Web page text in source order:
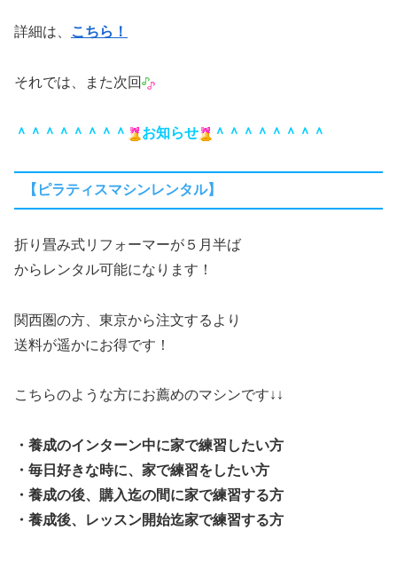
詳細は、 こちら！
それでは、また次回
＾＾＾＾＾＾＾＾ お知らせ ＾＾＾＾＾＾＾＾
【ピラティスマシンレンタル】
折り畳み式リフォーマーが５月半ば
からレンタル可能になります！
関西圏の方、東京から注文するより
送料が遥かにお得です！
こちらのような方にお薦めのマシンです↓↓
・養成のインターン中に家で練習したい方
・毎日好きな時に、家で練習をしたい方
・養成の後、購入迄の間に家で練習する方
・養成後、レッスン開始迄家で練習する方